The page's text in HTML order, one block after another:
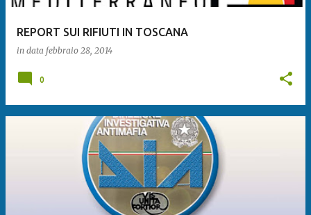
REPORT SUI RIFIUTI IN TOSCANA
in data febbraio 28, 2014
0